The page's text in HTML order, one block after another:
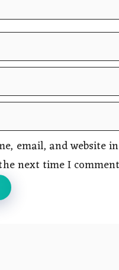
email, and website
next time I